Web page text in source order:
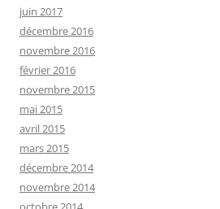
juin 2017
décembre 2016
novembre 2016
février 2016
novembre 2015
mai 2015
avril 2015
mars 2015
décembre 2014
novembre 2014